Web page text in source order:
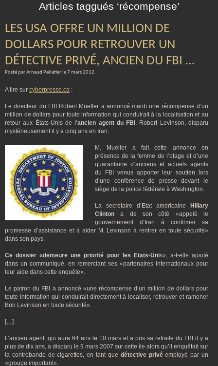
Articles taggués ‘récompense’
LES USA OFFRE UN MILLION DE
DOLLARS POUR RETROUVER UN
DÉTECTIVE PRIVÉ, ANCIEN DU FBI …
Posté par Arnaud Pelletier le 7 mars 2012
A lire sur cyberpresse.ca :
Le directeur du FBI Robert Mueller a annoncé mardi une récompense d’un
million de dollars pour toute information qui conduirait à la localisation et au
retour aux États-Unis de l‘ancien agent du FBI , Robert Levinson, disparu
mystérieusement il y a cinq ans en Iran.
M. Mueller a fait cette annonce en
présence de la femme de l’otage et d’une
quarantaine d’anciens et actuels agents
du FBI venus apporter leur soutien lors
d’une conférence de presse devant le
siège de la police fédérale à Washington.
La secrétaire d’Etat américaine
Hillary
Clinton a de son côté «appelé le
gouvernement d’Iran à confirmer sa
promesse d’assistance et à aider M. Levinson à rentrer en toute sécurité»
dans son pays.
Ce dossier «demeure une priorité pour les Etats-Unis», a-t-elle ajouté
dans un communiqué, en remerciant ses «partenaires internationaux pour
leur aide dans cette enquête».
Le patron du FBI a annoncé «une récompense d’un million de dollars pour
toute information qui conduirait directement à localiser, retrouver et ramener
Bob Levinson en toute sécurité».
[…]
L’ancien agent, qui aura 64 ans le 10 mars et a pris sa retraite du FBI il y a
plus de dix ans, a disparu le 9 mars 2007 sur cette île alors qu’il enquêtait sur
la contrebande de cigarettes, en tant que détective privéemployé par un
«groupe important».